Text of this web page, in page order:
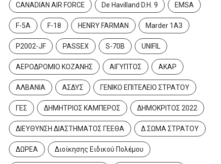
CANADIAN AIR FORCE De Havilland D.H. 9 EMSA
F-5A F-18 HENRY FARMAN Marder 1A3
P2002-JF PASSEX S-70B UNIFIL
ΑΕΡΟΔΡΟΜΙΟ ΚΟΖΑΝΗΣ ΑΙΓΥΠΤΟΣ ΑΚΑΡ
ΑΛΒΑΝΙΑ ΑΣΔΥΣ ΓΕΝΙΚΟ ΕΠΙΤΕΛΕΙΟ ΣΤΡΑΤΟΥ
ΓΕΣ ΔΗΜΗΤΡΙΟΣ ΚΑΜΠΕΡΟΣ ΔΗΜΟΚΡΙΤΟΣ 2022
ΔΙΕΥΘΥΝΣΗ ΔΙΑΣΤΗΜΑΤΟΣ ΓΕΕΘΑ Δ ΣΩΜΑ ΣΤΡΑΤΟΥ
ΔΩΡΕΑ Διοίκησης Ειδικού Πολέμου